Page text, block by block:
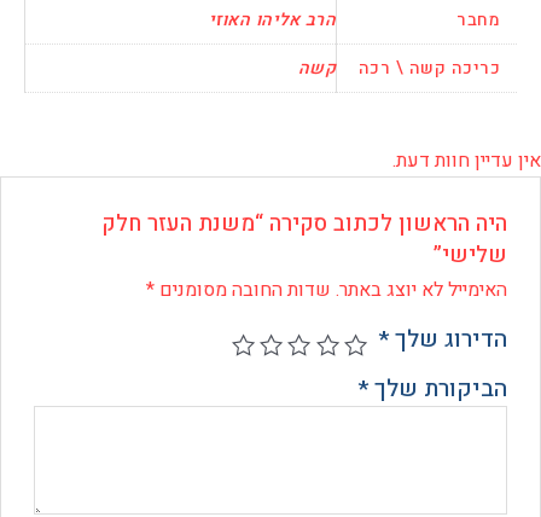
הרב אליהו האוזי
קשה \ רכה
קשה
חוות דעת.
הראשון לכתוב סקירה “משנת העזר חלק
לא יוצג באתר.שדות החובה מסומנים*
שלך*
שלך*